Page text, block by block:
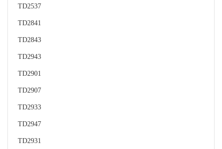
TD2537
TD2841
TD2843
TD2943
TD2901
TD2907
TD2933
TD2947
TD2931